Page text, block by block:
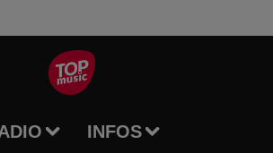
INFOS